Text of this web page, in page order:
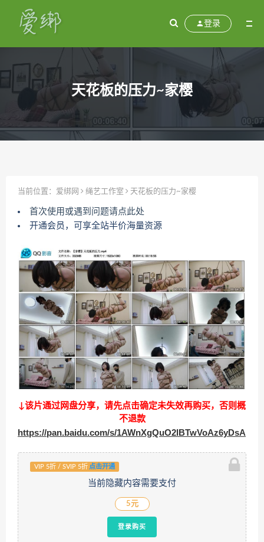
登录
天花板的压力~家樱
当前位置： 爱绑网 绳艺工作室 天花板的压力~家樱
首次使用或遇到问题请点此处
开通会员，可享全站半价海量资源
↓该片通过网盘分享，请先点击确定未失效再购买，否则概
不退款
https://pan.baidu.com/s/1AWnXgQuO2lBTwVoAz6yDsA
VIP 5折 / SVIP 5折 点击开通
当前隐藏内容需要支付
5元
登录购买